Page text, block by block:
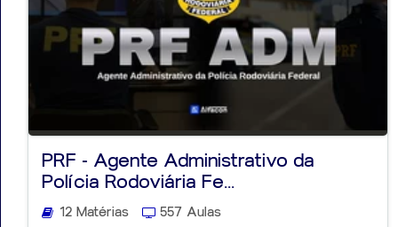
PRF - Agente Administrativo da
Polícia Rodoviária Fe...
12 Matérias 557 Aulas